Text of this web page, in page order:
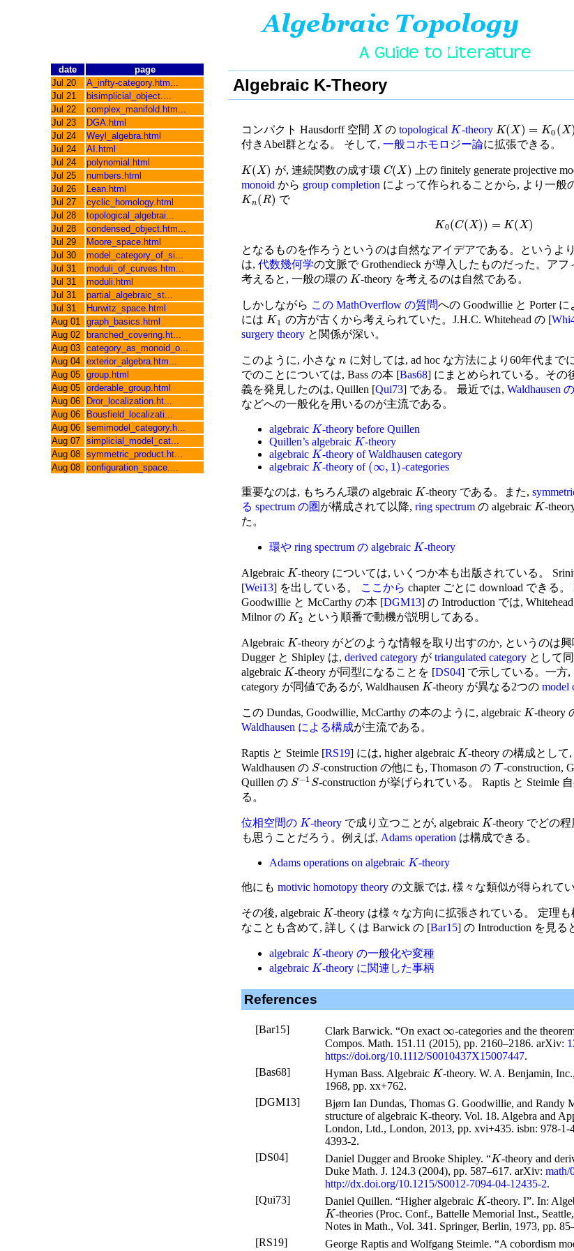
date
page
Jul 20
A_infty-category.htm...
Jul 21
bisimplicial_object....
Jul 22
complex_manifold.htm...
Jul 23
DGA.html
Jul 24
Weyl_algebra.html
Jul 24
AI.html
Jul 24
polynomial.html
Jul 25
numbers.html
Jul 26
Lean.html
Jul 27
cyclic_homology.html
Jul 28
topological_algebrai...
Jul 28
condensed_object.htm...
Jul 29
Moore_space.html
Jul 30
model_category_of_si...
Jul 31
moduli_of_curves.htm...
Jul 31
moduli.html
Jul 31
partial_algebraic_st...
Jul 31
Hurwitz_space.html
Aug 01
graph_basics.html
Aug 02
branched_covering.ht...
Aug 03
category_as_monoid_o...
Aug 04
exterior_algebra.htm...
Aug 05
group.html
Aug 05
orderable_group.html
Aug 06
Dror_localization.ht...
Aug 06
Bousfield_localizati...
Aug 06
semimodel_category.h...
Aug 07
simplicial_model_cat...
Aug 08
symmetric_product.ht...
Aug 08
configuration_space....
Algebraic K-Theory
コンパクト Hausdorff 空間 Xのtopological K-theory K(X) = K0 (X)
付きAbel群となる。 そして,一般コホモロジー論に拡張できる。
K(X) が, 連続関数の成す環 C(X)
上の finitely generate projective
monoid から group completion によって作られることから, より一般
Kn (R) で
K0(C(X)) = K(X)
となるものを作ろうというのは自然なアイデアである。というよ
は,代数幾何学の文脈で Grothendieck が導入したものだった。アフ
考えると, 一般の環の K-theory を考えるのは自然である。
しかしながら この MathOverflow の質問への Goodwillie と Porter
には K 1 の方が古くから考えられていた。J.H.C. Whitehead の [
surgery theory と関係が深い。
このように, 小さなn に対しては, ad hoc な方法により60年代まで
でのことについては, Bass の本 [Bas68] にまとめられている。その
義を発見したのは, Quillen [Qui73] である。 最近では,Waldhausen
などへの一般化を用いるのが主流である。
algebraic K-theory before Quillen
Quillen’s algebraic K-theory
algebraic K-theory of Waldhausen category
algebraic K-theory of (∞, 1)-categories
重要なのは, もちろん環の algebraic K-theory である。また,
る spectrum の圏 が構成されて以降,ring spectrum の algebraic K-
た。
環や ring spectrum の algebraic K-theory
Algebraic K-theory については, いくつか本も出版されている。
[Wei13] を出している。 ここから chapter ごとに download できる。
Goodwillie と McCarthy の本 [DGM13] の Introduction では,
Milnor の K2 という順番で動機が説明してある。
Algebraic K-theory がどのような情報を取り出すのか, というのは
Dugger と Shipley は,derived category がtriangulated category として
algebraic K-theory が同型になることを [DS04] で示している。一方,
category が同値であるが, Waldhausen K-theory が異なる2つのmodel
この Dundas, Goodwillie, McCarthy の本のように, algebraic K-theory
Waldhausen による構成が主流である。
Raptis と Steimle [RS19] には, higher algebraic K-theory の構成として
Waldhausen の S-construction の他にも, Thomason の T -construction,
Quillen の S −1 S-construction が挙げられている。 Raptis と Steimle
る。
位相空間の K-theory で成り立つことが, algebraic K-theory でどの
も思うことだろう。例えば, Adams operation は構成できる。
Adams operations on algebraic K-theory
他にもmotivic homotopy theory の文脈では, 様々な類似が得られてい
その後, algebraic K-theory は様々な方向に拡張されている。 定理
なことも含めて, 詳しくは Barwick の [Bar15] の Introduction を見る
algebraic K-theory の一般化や変種
algebraic K-theory に関連した事柄
References
[Bar15] Clark Barwick. “On exact ∞-categories and the
Compos. Math. 151.11 (2015), pp. 2160–2186. arXiv:
https://doi.org/10.1112/S0010437X15007447.
[Bas68]
Hyman Bass. Algebraic K-theory. W. A. Benjamin,
1968, pp. xx+762.
[DGM13]
Bjørn Ian Dundas, Thomas G. Goodwillie, and Randy
structure of algebraic K-theory. Vol. 18. Algebra and
London, Ltd., London, 2013, pp. xvi+435.isbn: 978-1-
4393-2.
[DS04]
Daniel Dugger and Brooke Shipley. “K-theory and
Duke Math. J. 124.3 (2004), pp. 587–617. arXiv:math/
http://dx.doi.org/10.1215/S0012-7094-04-12435-2.
[Qui73]
Daniel Quillen. “Higher algebraic K-theory. I”. In:
K-theories (Proc. Conf., Battelle Memorial Inst.,
Notes in Math., Vol. 341. Springer, Berlin, 1973, pp.
[RS19]
George Raptis and Wolfgang Steimle. “A cobordism